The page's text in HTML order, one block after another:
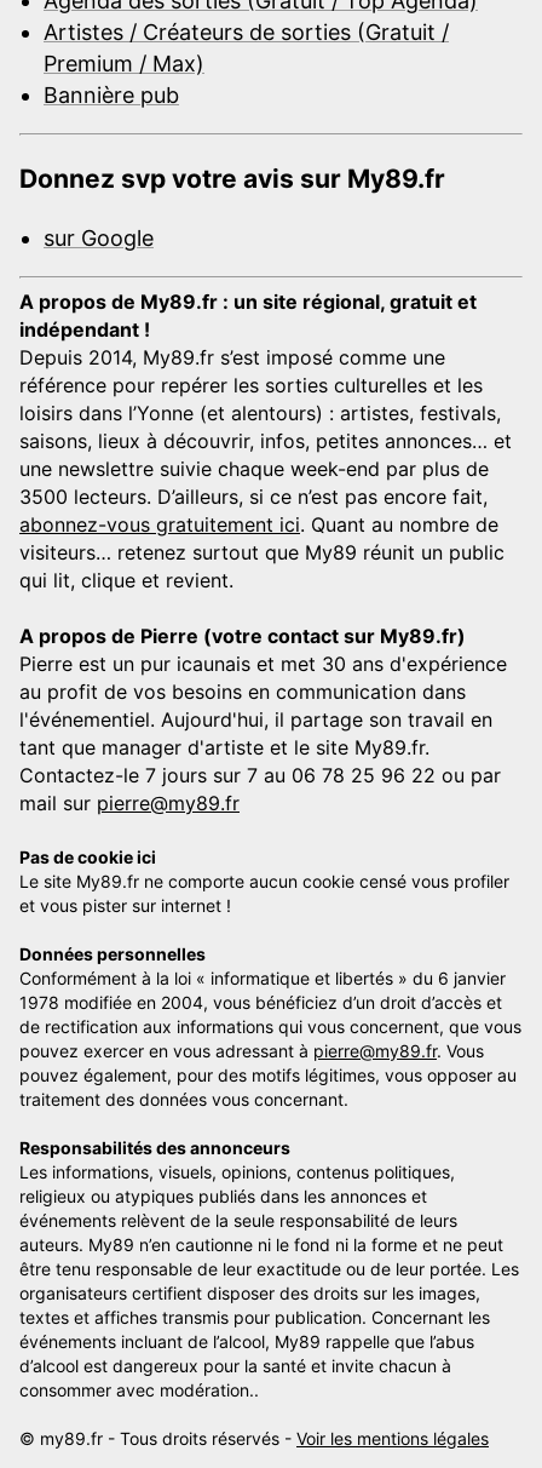
Artistes / Créateurs de sorties (Gratuit /
Premium / Max)
Bannière pub
Donnez svp votre avis sur My89.fr
sur Google
A propos de My89.fr : un site régional, gratuit et
indépendant !
Depuis 2014, My89.fr s’est imposé comme une
référence pour repérer les sorties culturelles et les
loisirs dans l’Yonne (et alentours) : artistes, festivals,
saisons, lieux à découvrir, infos, petites annonces… et
une newslettre suivie chaque week-end par plus de
3500 lecteurs. D’ailleurs, si ce n’est pas encore fait,
abonnez-vous gratuitement ici. Quant au nombre de
visiteurs… retenez surtout que My89 réunit un public
qui lit, clique et revient.
A propos de Pierre (votre contact sur My89.fr)
Pierre est un pur icaunais et met 30 ans d'expérience
au profit de vos besoins en communication dans
l'événementiel. Aujourd'hui, il partage son travail en
tant que manager d'artiste et le site My89.fr.
Contactez-le 7 jours sur 7 au 06 78 25 96 22 ou par
mail sur pierre@my89.fr
Pas de cookie ici
Le site My89.fr ne comporte aucun cookie censé vous profiler
et vous pister sur internet !
Données personnelles
Conformément à la loi « informatique et libertés » du 6 janvier
1978 modifiée en 2004, vous bénéficiez d’un droit d’accès et
de rectification aux informations qui vous concernent, que vous
pouvez exercer en vous adressant à pierre@my89.fr. Vous
pouvez également, pour des motifs légitimes, vous opposer au
traitement des données vous concernant.
Responsabilités des annonceurs
Les informations, visuels, opinions, contenus politiques,
religieux ou atypiques publiés dans les annonces et
événements relèvent de la seule responsabilité de leurs
auteurs. My89 n’en cautionne ni le fond ni la forme et ne peut
être tenu responsable de leur exactitude ou de leur portée. Les
organisateurs certifient disposer des droits sur les images,
textes et affiches transmis pour publication. Concernant les
événements incluant de l’alcool, My89 rappelle que l’abus
d’alcool est dangereux pour la santé et invite chacun à
consommer avec modération..
© my89.fr - Tous droits réservés - Voir les mentions légales